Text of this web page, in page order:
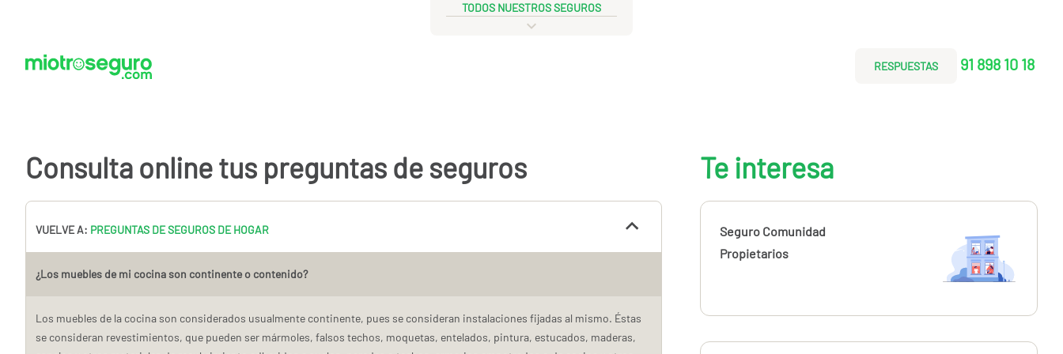
TODOS NUESTROS SEGUROS
RESPUESTAS 91 898 10 18
Consulta online tus preguntas de seguros
VUELVE A: PREGUNTAS DE SEGUROS DE HOGAR
¿Los muebles de mi cocina son continente o contenido?
Los muebles de la cocina son considerados usualmente continente, pues se consideran instalaciones fijadas al mismo. Éstas
se consideran revestimientos, que pueden ser mármoles, falsos techos, moquetas, entelados, pintura, estucados, maderas,
Te interesa
Seguro Comunidad
Propietarios